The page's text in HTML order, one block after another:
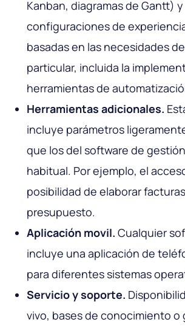
Kanban, diagramas de Gantt) y
configuraciones de
basadas en las necesidades
particular, incluida la
herramientas de
Herramientas adicionales.
incluye parámetros
que los del software de
habitual. Por ejemplo, el
posibilidad de elaborar
presupuesto.
Aplicación movil. Cualquier
incluye una aplicación de
para diferentes sistemas
Servicio y soporte.
vivo, bases de conocimiento o